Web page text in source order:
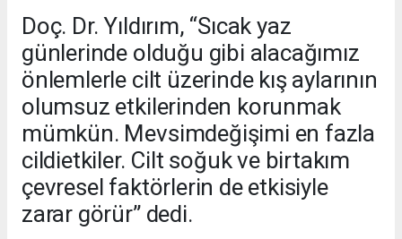
Doç. Dr. Yıldırım, “Sıcak yaz
günlerinde olduğu gibi alacağımız
önlemlerle cilt üzerinde kış aylarının
olumsuz etkilerinden korunmak
mümkün. Mevsimdeğişimi en fazla
cildietkiler. Cilt soğuk ve birtakım
çevresel faktörlerin de etkisiyle
zarar görür” dedi.